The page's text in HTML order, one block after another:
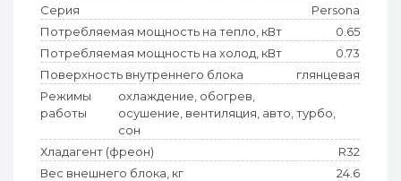
Серия
Persona
Потребляемая мощность на тепло, кВт
0.65
Потребляемая мощность на холод, кВт
0.73
Поверхность внутреннего блока
глянцевая
Режимы
работы
охлаждение, обогрев,
осушение, вентиляция, авто, турбо,
сон
Хладагент (фреон)
R32
Вес внешнего блока, кг
24.6